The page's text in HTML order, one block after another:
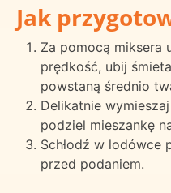
Jak
Za pomocą miksera
prędkość, ubij
powstaną średnio
Delikatnie
podziel mieszankę
Schłodź w lodówce
przed podaniem.